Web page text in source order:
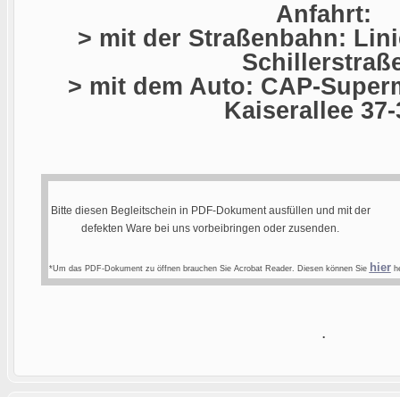
Anfahrt:
> mit der Straßenbahn:
> mit dem Auto: CAP-
Kaiserallee 37-
Bitte diesen Begleitschein in PDF-Dokument ausfüllen und mit der
defekten Ware bei uns vorbeibringen oder zusenden.
*Um das PDF-Dokument zu öffnen brauchen Sie Acrobat Reader. Diesen können Sie hier
.